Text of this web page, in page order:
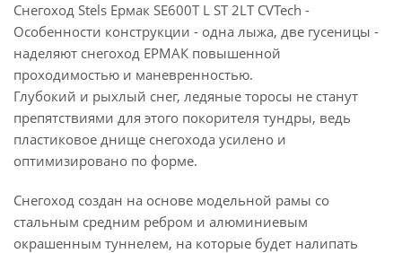
Снегоход Stels Ермак SE600T L ST 2LT CVTech -
Особенности конструкции - одна лыжа, две гусеницы -
наделяют снегоход ЕРМАК повышенной
проходимостью и маневренностью.
Глубокий и рыхлый снег, ледяные торосы не станут
препятствиями для этого покорителя тундры, ведь
пластиковое днище снегохода усилено и
оптимизировано по форме.
Снегоход создан на основе модельной рамы со
стальным средним ребром и алюминиевым
окрашенным туннелем, на которые будет налипать